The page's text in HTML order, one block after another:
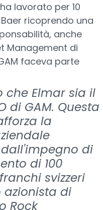
lavorato per 10
ricoprendo una
anche
Management di
faceva parte
che Elmar sia il
di GAM. Questa
la
di
di 100
svizzeri
azionista di
Rock